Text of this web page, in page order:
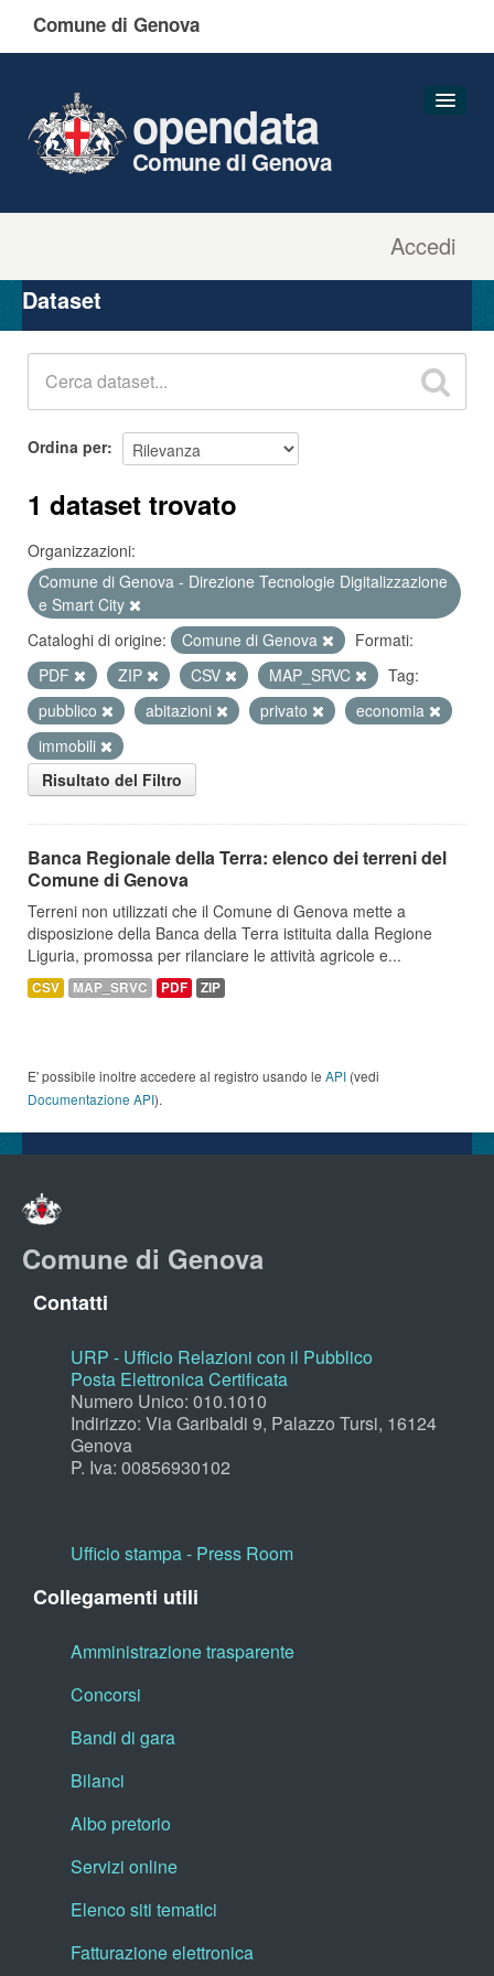
Comune di Genova
Accedi
opendata
Comune di Genova
Organizzazioni
Gruppi
Dataset
Ordina per
1 dataset trovato
Organizzazioni:
Comune di Genova - Direzione Tecnologie Digitalizzazione
e Smart City
Cataloghi di origine:
Comune di Genova
Formati:
PDF
ZIP CSV MAP_SRVC
Tag:
pubblico
abitazioni privato
economia
immobili
Risultato del Filtro
Banca Regionale della Terra: elenco dei terreni del
Comune di Genova
Terreni non utilizzati che il Comune di Genova mette a
disposizione della Banca della Terra istituita dalla Regione
Liguria, promossa per rilanciare le attività agricole e...
CSV MAP_SRVC PDF ZIP
E' possibile inoltre accedere al registro usando le API (vedi
Documentazione API).
Comune di Genova
Contatti
URP - Ufficio Relazioni con il Pubblico
Posta Elettronica Certificata
Numero Unico: 010.1010
Indirizzo: Via Garibaldi 9, Palazzo Tursi, 16124
Genova
P. Iva: 00856930102
Ufficio stampa - Press Room
Collegamenti utili
Amministrazione trasparente
Concorsi
Bandi di gara
Bilanci
Albo pretorio
Servizi online
Elenco siti tematici
Fatturazione elettronica